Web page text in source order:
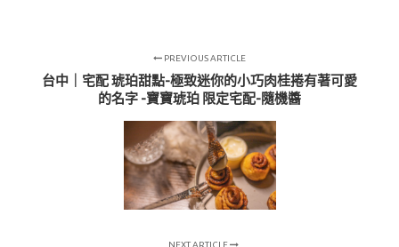
PREVIOUS ARTICLE
台中｜宅配 琥珀甜點-極致迷你的小巧肉桂捲有著可愛
的名字 -寶寶琥珀 限定宅配-隨機醬
NEXT ARTICLE